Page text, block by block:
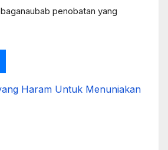
penobatan yang